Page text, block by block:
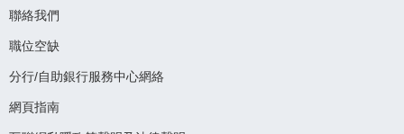
聯絡我們
職位空缺
分行/自助銀行服務中心網絡
網頁指南